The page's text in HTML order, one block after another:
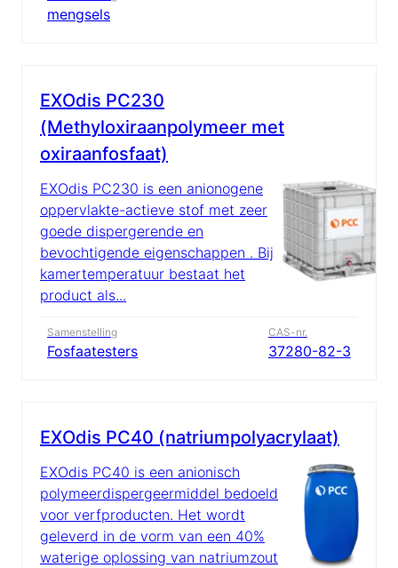
mengsels
EXOdis PC230
(Methyloxiraanpolymeer met
oxiraanfosfaat)
EXOdis PC230 is een anionogene
oppervlakte-actieve stof met zeer
goede dispergerende en
bevochtigende eigenschappen . Bij
kamertemperatuur bestaat het
product als...
Samenstelling
Fosfaatesters
CAS-nr.
37280-82-3
EXOdis PC40 (natriumpolyacrylaat)
EXOdis PC40 is een anionisch
polymeerdispergeermiddel bedoeld
voor verfproducten. Het wordt
geleverd in de vorm van een 40%
waterige oplossing van natriumzout